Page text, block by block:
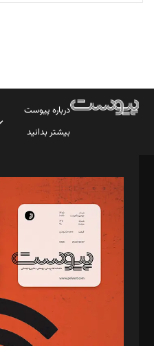
درباره پیوست
بیشتر بدانید
مدیر مسئول: محمدباقر اثنی‌عشری
سردبیر: مهرک محمودی
دبیر تحریریه: میثم قاسمی
د‌بیر ناداستان: سمانه سمیع
د‌بیر خدمت و تجارت: ابوالفضل رجبی
د‌بیر حقوق فناوری: حسام‌الدین
د‌بیر پیوست جهان: مینا پاکدل
د‌بیر تحریریه آنلاین: بابک نقاش
تحریریه‌: مجتبی محمود‌ی، آرش